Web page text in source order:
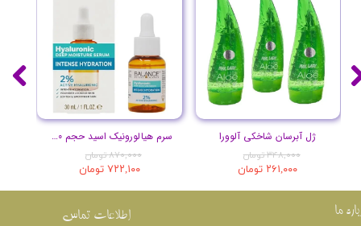
سرم هیالورونیک اسید حجم 30 میلی لیتر
۸۷۰,۰۰۰ تومان
۷۲۲,۱۰۰ تومان
ژل آبرسان شاخکی آلوورا
۳۴۸,۰۰۰ تومان
۲۶۱,۰۰۰ تومان
ما اطلاعات تماس